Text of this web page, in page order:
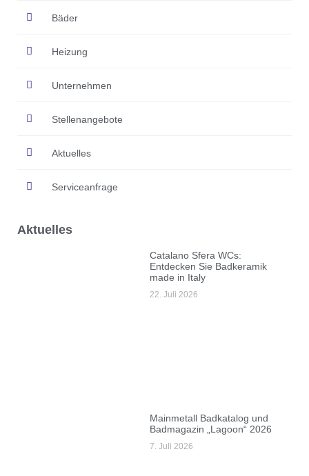
Bäder
Heizung
Unternehmen
Stellenangebote
Aktuelles
Serviceanfrage
Aktuelles
Catalano Sfera WCs:
Entdecken Sie Badkeramik
made in Italy
22. Juli 2026
Mainmetall Badkatalog und
Badmagazin „Lagoon“ 2026
7. Juli 2026